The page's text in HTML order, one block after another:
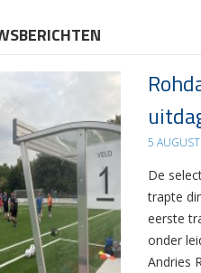
5
De
trapte
eerste
onder
Andries